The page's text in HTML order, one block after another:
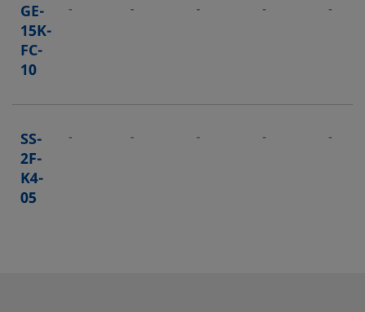
GE-
15K-
FC-
10
- - - - -
SS-
2F-
K4-
05
- - - - -